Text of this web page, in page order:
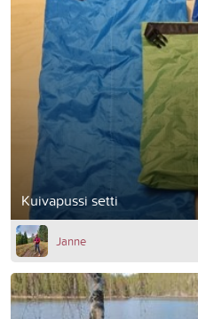
Kuivapussi setti
Janne